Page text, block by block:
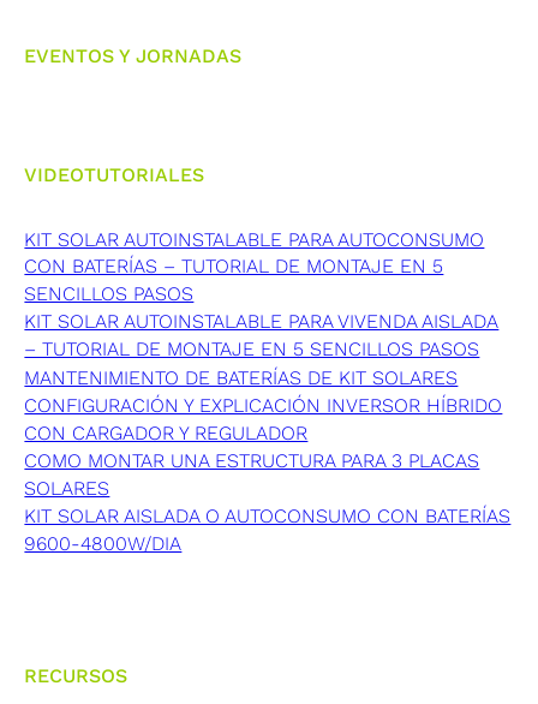
EVENTOS Y JORNADAS
VIDEOTUTORIALES
KIT SOLAR AUTOINSTALABLE PARA AUTOCONSUMO
CON BATERÍAS – TUTORIAL DE MONTAJE EN 5
SENCILLOS PASOS
KIT SOLAR AUTOINSTALABLE PARA VIVENDA AISLADA
– TUTORIAL DE MONTAJE EN 5 SENCILLOS PASOS
MANTENIMIENTO DE BATERÍAS DE KIT SOLARES
CONFIGURACIÓN Y EXPLICACIÓN INVERSOR HÍBRIDO
CON CARGADOR Y REGULADOR
COMO MONTAR UNA ESTRUCTURA PARA 3 PLACAS
SOLARES
KIT SOLAR AISLADA O AUTOCONSUMO CON BATERÍAS
9600-4800W/DIA
RECURSOS